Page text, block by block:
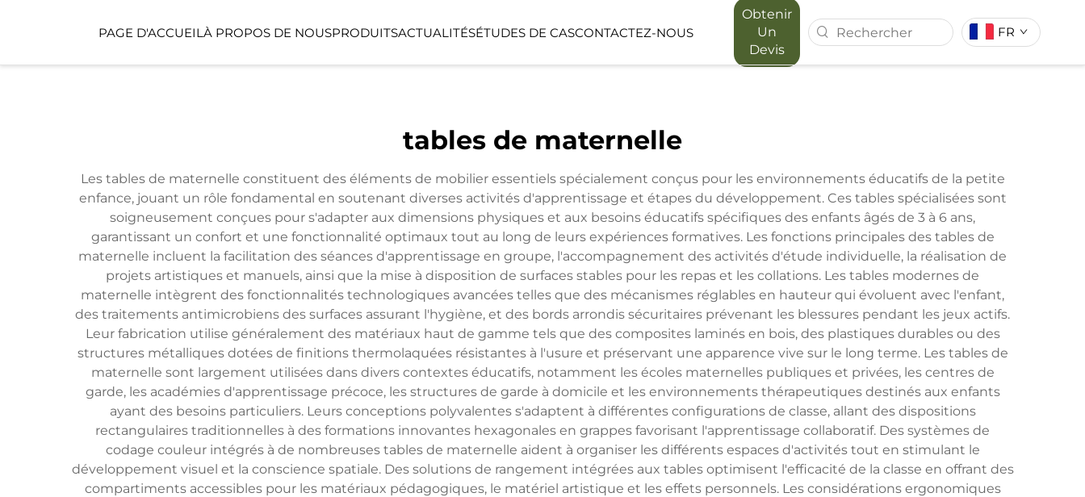
PAGE D'ACCUEIL À PROPOS DE NOUSPRODUITSACTUALITÉSÉTUDES DE CASCONTACTEZ-NOUS
Obtenir
Un
Devis
FR
tables de maternelle
Les tables de maternelle constituent des éléments de mobilier essentiels spécialement conçus pour les environnements éducatifs de la petite
enfance, jouant un rôle fondamental en soutenant diverses activités d'apprentissage et étapes du développement. Ces tables spécialisées sont
soigneusement conçues pour s'adapter aux dimensions physiques et aux besoins éducatifs spécifiques des enfants âgés de 3 à 6 ans,
garantissant un confort et une fonctionnalité optimaux tout au long de leurs expériences formatives. Les fonctions principales des tables de
maternelle incluent la facilitation des séances d'apprentissage en groupe, l'accompagnement des activités d'étude individuelle, la réalisation de
projets artistiques et manuels, ainsi que la mise à disposition de surfaces stables pour les repas et les collations. Les tables modernes de
maternelle intègrent des fonctionnalités technologiques avancées telles que des mécanismes réglables en hauteur qui évoluent avec l'enfant,
des traitements antimicrobiens des surfaces assurant l'hygiène, et des bords arrondis sécuritaires prévenant les blessures pendant les jeux actifs.
Leur fabrication utilise généralement des matériaux haut de gamme tels que des composites laminés en bois, des plastiques durables ou des
structures métalliques dotées de finitions thermolaquées résistantes à l'usure et préservant une apparence vive sur le long terme. Les tables de
maternelle sont largement utilisées dans divers contextes éducatifs, notamment les écoles maternelles publiques et privées, les centres de
garde, les académies d'apprentissage précoce, les structures de garde à domicile et les environnements thérapeutiques destinés aux enfants
ayant des besoins particuliers. Leurs conceptions polyvalentes s'adaptent à différentes configurations de classe, allant des dispositions
rectangulaires traditionnelles à des formations innovantes hexagonales en grappes favorisant l'apprentissage collaboratif. Des systèmes de
codage couleur intégrés à de nombreuses tables de maternelle aident à organiser les différents espaces d'activités tout en stimulant le
développement visuel et la conscience spatiale. Des solutions de rangement intégrées aux tables optimisent l'efficacité de la classe en offrant des
compartiments accessibles pour les matériaux pédagogiques, le matériel artistique et les effets personnels. Les considérations ergonomiques